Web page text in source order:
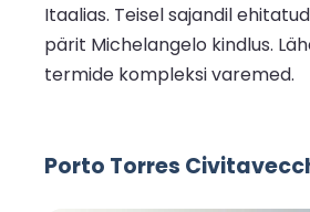
Itaalias. Teisel sajandil
pärit Michelangelo kindlus.
termide kompleksi varemed.
Porto Torres